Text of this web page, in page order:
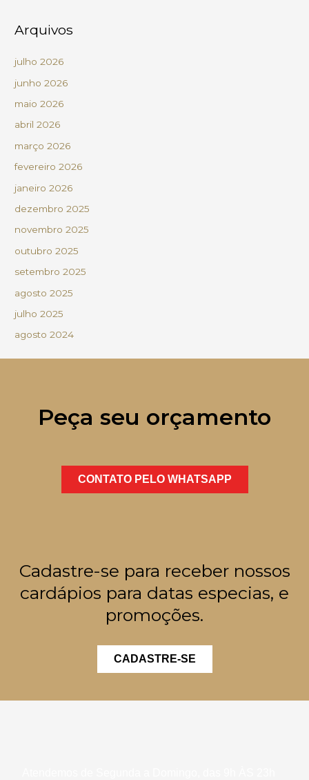
Arquivos
julho 2026
junho 2026
maio 2026
abril 2026
março 2026
fevereiro 2026
janeiro 2026
dezembro 2025
novembro 2025
outubro 2025
setembro 2025
agosto 2025
julho 2025
agosto 2024
Peça seu orçamento
CONTATO PELO WHATSAPP
Cadastre-se para receber nossos
cardápios para datas especias, e
promoções.
CADASTRE-SE